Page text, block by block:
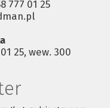
777 01 25
25, wew. 300